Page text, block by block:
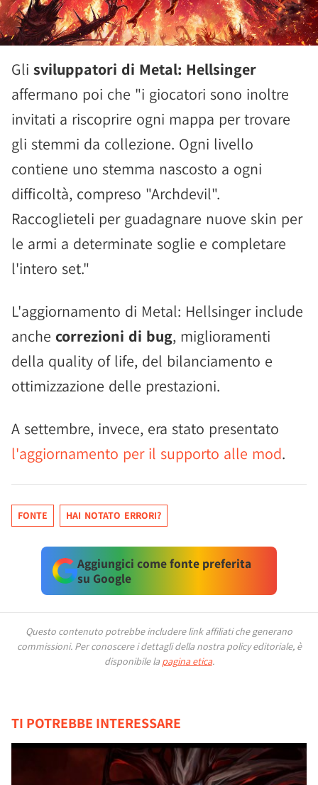
Gli sviluppatori di Metal: Hellsinger
affermano poi che "i giocatori sono inoltre
invitati a riscoprire ogni mappa per trovare
gli stemmi da collezione. Ogni livello
contiene uno stemma nascosto a ogni
difficoltà, compreso "Archdevil".
Raccoglieteli per guadagnare nuove skin per
le armi a determinate soglie e completare
l'intero set."
L'aggiornamento di Metal: Hellsinger include
anche correzioni di bug, miglioramenti
della quality of life, del bilanciamento e
ottimizzazione delle prestazioni.
A settembre, invece, era stato presentato
l'aggiornamento per il supporto alle mod.
FONTE HAI NOTATO ERRORI?
Aggiungici come fonte preferita
su Google
Questo contenuto potrebbe includere link affiliati che generano
commissioni. Per conoscere i dettagli della nostra policy editoriale, è
disponibile la pagina etica.
TI POTREBBE INTERESSARE